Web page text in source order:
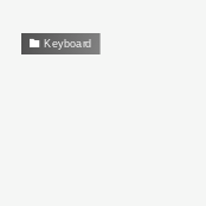
Keyboard